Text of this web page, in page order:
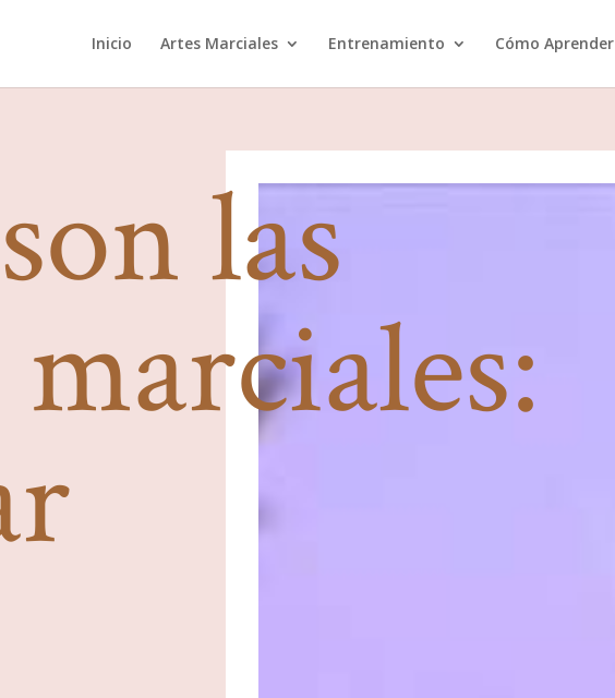
Inicio Artes Marciales Entrenamiento Cómo Aprender
las